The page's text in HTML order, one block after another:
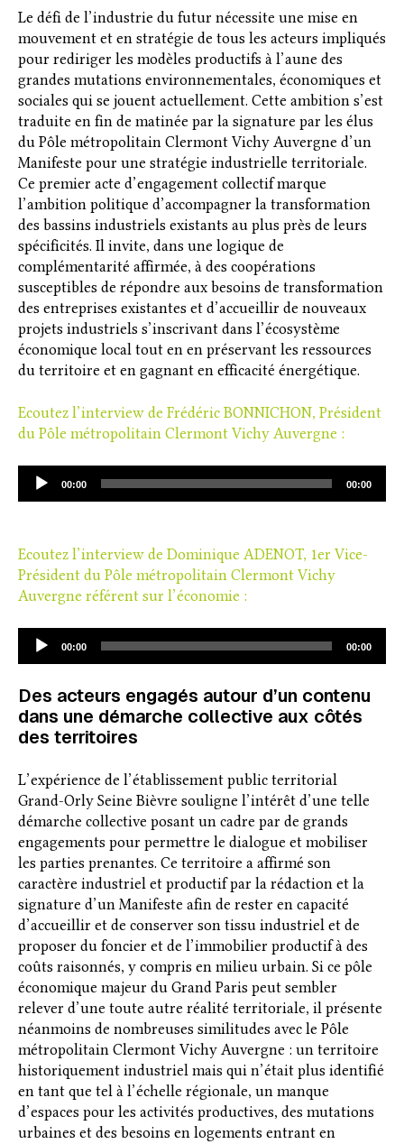
Le défi de l’industrie du futur nécessite une mise en
mouvement et en stratégie de tous les acteurs impliqués
pour rediriger les modèles productifs à l’aune des
grandes mutations environnementales, économiques et
sociales qui se jouent actuellement. Cette ambition s’est
traduite en fin de matinée par la signature par les élus
du Pôle métropolitain Clermont Vichy Auvergne d’un
Manifeste pour une stratégie industrielle territoriale.
Ce premier acte d’engagement collectif marque
l’ambition politique d’accompagner la transformation
des bassins industriels existants au plus près de leurs
spécificités. Il invite, dans une logique de
complémentarité affirmée, à des coopérations
susceptibles de répondre aux besoins de transformation
des entreprises existantes et d’accueillir de nouveaux
projets industriels s’inscrivant dans l’écosystème
économique local tout en en préservant les ressources
du territoire et en gagnant en efficacité énergétique.
Ecoutez l’interview de Frédéric BONNICHON, Président
du Pôle métropolitain Clermont Vichy Auvergne :
Lecteur
audio
00:00 00:00
Ecoutez l’interview de Dominique ADENOT, 1er Vice-
Président du Pôle métropolitain Clermont Vichy
Auvergne référent sur l’économie :
Lecteur
audio
00:00 00:00
Des acteurs engagés autour d’un contenu
dans une démarche collective aux côtés
des territoires
L’expérience de l’établissement public territorial
Grand-Orly Seine Bièvre souligne l’intérêt d’une telle
démarche collective posant un cadre par de grands
engagements pour permettre le dialogue et mobiliser
les parties prenantes. Ce territoire a affirmé son
caractère industriel et productif par la rédaction et la
signature d’un Manifeste afin de rester en capacité
d’accueillir et de conserver son tissu industriel et de
proposer du foncier et de l’immobilier productif à des
coûts raisonnés, y compris en milieu urbain. Si ce pôle
économique majeur du Grand Paris peut sembler
relever d’une toute autre réalité territoriale, il présente
néanmoins de nombreuses similitudes avec le Pôle
métropolitain Clermont Vichy Auvergne : un territoire
historiquement industriel mais qui n’était plus identifié
en tant que tel à l’échelle régionale, un manque
d’espaces pour les activités productives, des mutations
urbaines et des besoins en logements entrant en